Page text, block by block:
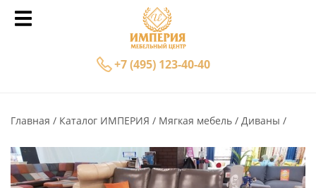
+7 (495) 123-40-40
Главная Каталог ИМПЕРИЯ Мягкая мебель Диваны